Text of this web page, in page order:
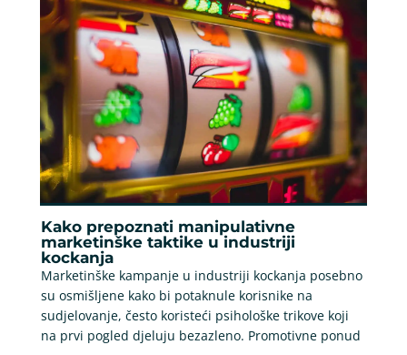
Kako prepoznati manipulativne
marketinške taktike u industriji
kockanja
Marketinške kampanje u industriji kockanja posebno
su osmišljene kako bi potaknule korisnike na
sudjelovanje, često koristeći psihološke trikove koji
na prvi pogled djeluju bezazleno. Promotivne ponud